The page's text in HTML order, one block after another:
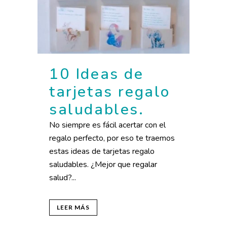
10 Ideas de
tarjetas regalo
saludables.
No siempre es fácil acertar con el
regalo perfecto, por eso te traemos
estas ideas de tarjetas regalo
saludables. ¿Mejor que regalar
salud?...
LEER MÁS